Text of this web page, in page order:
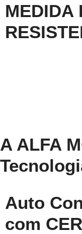
MEDIDA
A ALFA
Auto
com